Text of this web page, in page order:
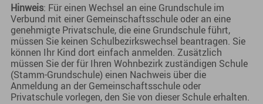
Hinweis: Für einen Wechsel an eine Grundschule im
Verbund mit einer Gemeinschaftsschule oder an eine
genehmigte Privatschule, die eine Grundschule führt,
müssen Sie keinen Schulbezirkswechsel beantragen. Sie
können Ihr Kind dort einfach anmelden. Zusätzlich
müssen Sie der für Ihren Wohnbezirk zuständigen Schule
(Stamm-Grundschule) einen Nachweis über die
Anmeldung an der Gemeinschaftsschule oder
Privatschule vorlegen, den Sie von dieser Schule erhalten.